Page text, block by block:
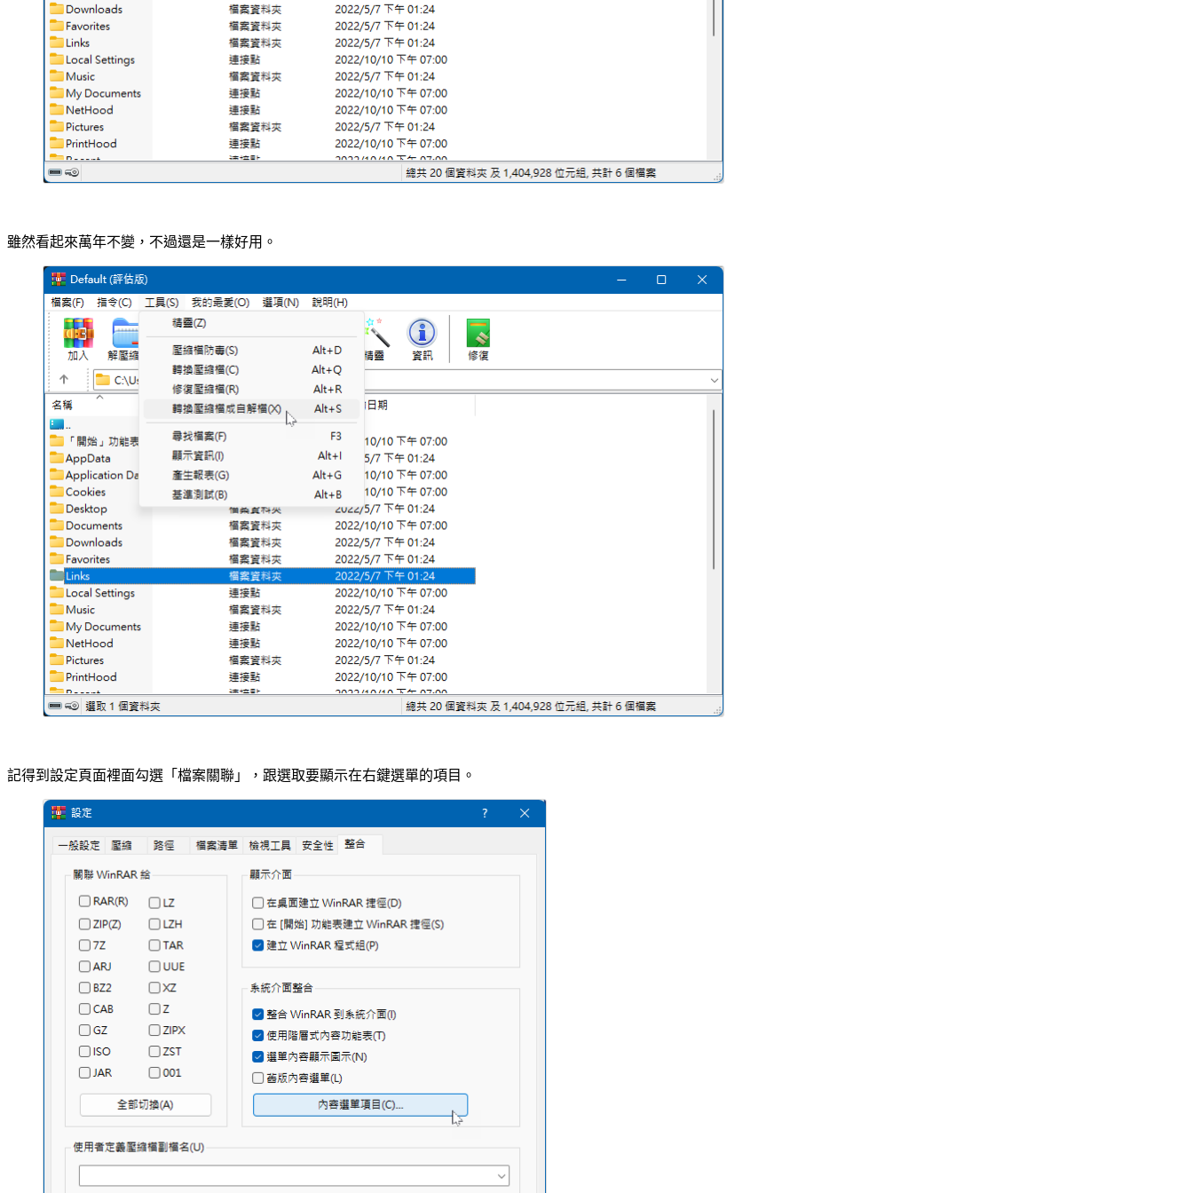
雖然看起來萬年不變，不過還是一樣好用。
記得到設定頁面裡面勾選「檔案關聯」，跟選取要顯示在右鍵選單的項目。